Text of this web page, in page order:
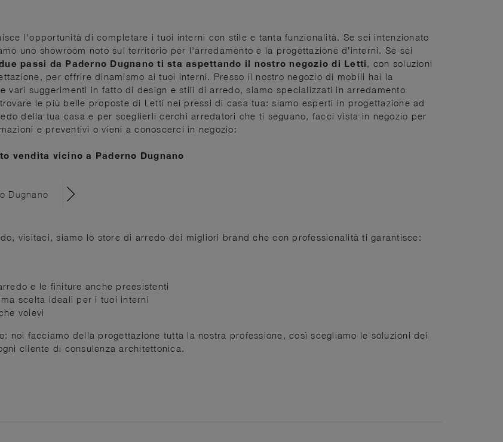
l'opportunità di completare i tuoi interni con stile e tanta funzionalità. Se sei intenzionato
uno showroom noto sul territorio per l'arredamento e la progettazione d’interni. Se sei
passi da Paderno Dugnano ti sta aspettando il nostro negozio di Letti
, con soluzioni
per offrire dinamismo ai tuoi interni. Presso il nostro negozio di mobili hai la
vari suggerimenti in fatto di design e stili di arredo, siamo specializzati in arredamento
le più belle proposte di Letti nei pressi di casa tua: siamo esperti in progettazione ad
della tua casa e per sceglierli cerchi arredatori che ti seguano, facci vista in negozio per
e preventivi o vieni a conoscerci in negozio:
vendita vicino a Paderno Dugnano
Dugnano
visitaci, siamo lo store di arredo dei migliori brand che con professionalità ti garantisce:
e le finiture anche preesistenti
scelta ideali per i tuoi interni
volevi
noi facciamo della progettazione tutta la nostra professione, così scegliamo le soluzioni dei
cliente di consulenza architettonica.